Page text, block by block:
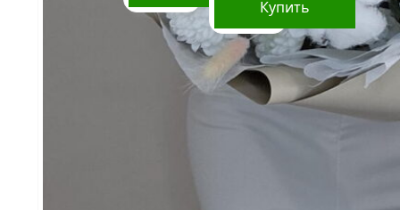
Купитьдоступности
определенных
видов цветов,
времени года, а
также может
быть выше в периоды праздников и
предпраздничных дней. Информация о